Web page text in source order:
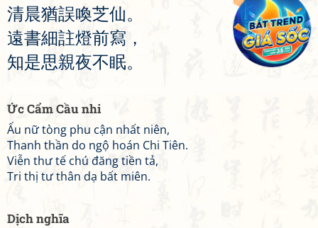
清晨猶誤喚芝仙。
遠書細註燈前寫 ，
知是思親夜不眠。
Ức Cẩm Cầu nhi
Ấu nữ tòng phu cận nhất niên,
Thanh thần do ngộ hoán Chi Tiên.
Viễn thư tế chú đăng tiền tả,
Tri thị tư thân dạ bất miên.
Dịch nghĩa